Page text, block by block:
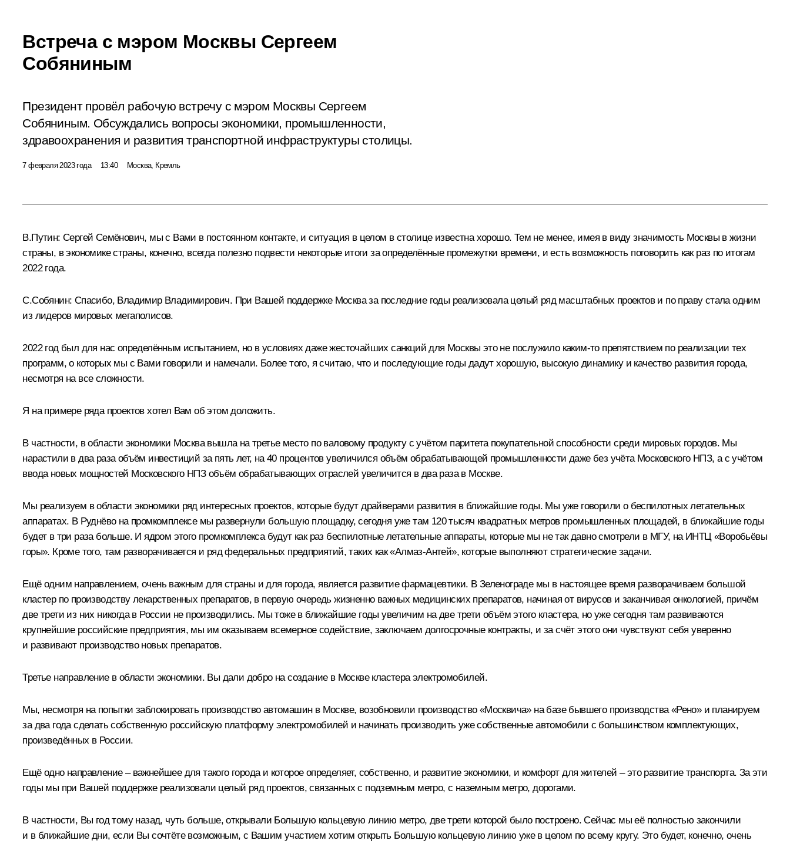
Встреча с мэром Москвы Сергеем
Собяниным
Президент провёл рабочую встречу с мэром Москвы Сергеем
Собяниным. Обсуждались вопросы экономики, промышленности,
здравоохранения и развития транспортной инфраструктуры столицы.
7 февраля 2023 года 13:40 Москва, Кремль
В.Путин: Сергей Семёнович, мы с Вами в постоянном контакте, и ситуация в целом в столице известна хорошо. Тем не менее, имея в виду значимость Москвы в жизни
страны, в экономике страны, конечно, всегда полезно подвести некоторые итоги за определённые промежутки времени, и есть возможность поговорить как раз по итогам
2022 года.
С.Собянин: Спасибо, Владимир Владимирович. При Вашей поддержке Москва за последние годы реализовала целый ряд масштабных проектов и по праву стала одним
из лидеров мировых мегаполисов.
2022 год был для нас определённым испытанием, но в условиях даже жесточайших санкций для Москвы это не послужило каким-то препятствием по реализации тех
программ, о которых мы с Вами говорили и намечали. Более того, я считаю, что и последующие годы дадут хорошую, высокую динамику и качество развития города,
несмотря на все сложности.
Я на примере ряда проектов хотел Вам об этом доложить.
В частности, в области экономики Москва вышла на третье место по валовому продукту с учётом паритета покупательной способности среди мировых городов. Мы
нарастили в два раза объём инвестиций за пять лет, на 40 процентов увеличился объём обрабатывающей промышленности даже без учёта Московского НПЗ, а с учётом
ввода новых мощностей Московского НПЗ объём обрабатывающих отраслей увеличится в два раза в Москве.
Мы реализуем в области экономики ряд интересных проектов, которые будут драйверами развития в ближайшие годы. Мы уже говорили о беспилотных летательных
аппаратах. В Руднёво на промкомплексе мы развернули большую площадку, сегодня уже там 120 тысяч квадратных метров промышленных площадей, в ближайшие годы
будет в три раза больше. И ядром этого промкомплекса будут как раз беспилотные летательные аппараты, которые мы не так давносмотрели в МГУ, на ИНТЦ «Воробьёвы
горы». Кроме того, там разворачивается и ряд федеральных предприятий, таких как «Алмаз-Антей», которые выполняют стратегические задачи.
Ещё одним направлением, очень важным для страны и для города, является развитие фармацевтики. В Зеленограде мы в настоящее время разворачиваем большой
кластер по производству лекарственных препаратов, в первую очередь жизненно важных медицинских препаратов, начиная от вирусов и заканчивая онкологией, причём
две трети из них никогда в России не производились. Мы тоже в ближайшие годы увеличим на две трети объём этого кластера, но уже сегодня там развиваются
крупнейшие российские предприятия, мы им оказываем всемерное содействие, заключаем долгосрочные контракты, и за счёт этого они чувствуют себя уверенно
и развивают производство новых препаратов.
Третье направление в области экономики. Вы дали добро на создание в Москве кластера электромобилей.
Мы, несмотря на попытки заблокировать производство автомашин в Москве, возобновили производство «Москвича» на базе бывшего производства «Рено» и планируем
за два года сделать собственную российскую платформу электромобилей и начинать производить уже собственные автомобили с большинством комплектующих,
произведённых в России.
Ещё одно направление – важнейшее для такого города и которое определяет, собственно, и развитие экономики, и комфорт для жителей – это развитие транспорта. За эти
годы мы при Вашей поддержке реализовали целый ряд проектов, связанных с подземным метро, с наземным метро, дорогами.
В частности, Вы год тому назад, чуть больше,открывали Большую кольцевую линию метро, две трети которой было построено. Сейчас мы её полностью закончили
и в ближайшие дни, если Вы сочтёте возможным, с Вашим участием хотим открыть Большую кольцевую линию уже в целом по всему кругу. Это будет, конечно, очень